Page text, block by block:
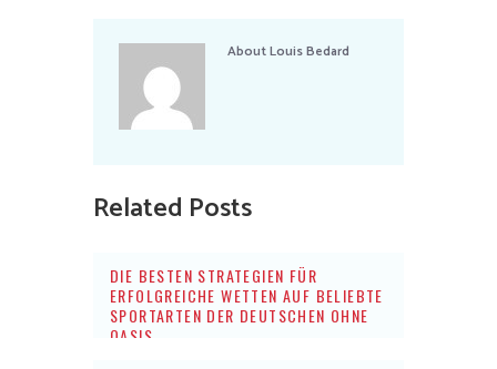
AboutLouis Bedard
Related Posts
DIE BESTEN STRATEGIEN FÜR
ERFOLGREICHE WETTEN AUF BELIEBTE
SPORTARTEN DER DEUTSCHEN OHNE
OASIS